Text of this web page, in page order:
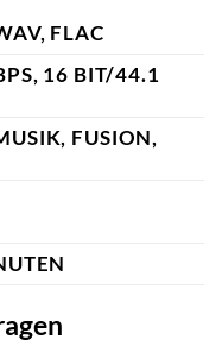
FLAC
16 BIT/44.1
FUSION,